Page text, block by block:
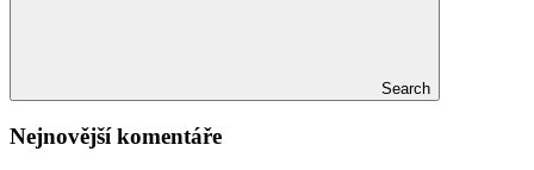
Search
Nejnovější komentáře